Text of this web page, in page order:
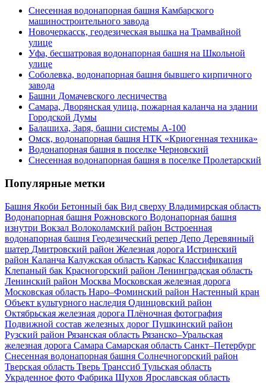
Снесенная водонапорная башня Камбарского
машиностроительного завода
Новочеркасск, геодезическая вышка на Трамвайной
улице
Уфа, бесшатровая водонапорная башня на Школьной
улице
Соболевка, водонапорная башня бывшего кирпичного
завода
Башни Домачевского лесничества
Самара, Дворянская улица, пожарная каланча на здании
Городской Думы
Балашиха, Заря, башни системы А-100
Омск, водонапорная башня НТК «Криогенная техника»
Водонапорная башня в поселке Черновский
Снесенная водонапорная башня в поселке Пролетарский
Популярные метки
Башня Якоби Бетонный бак Вид сверху Владимирская область
Водонапорная башня Рожновского Водонапорная башня
изнутри Вокзал Волоколамский район Встроенная
водонапорная башня Геодезический репер Депо Деревянный
шатер Дмитровский район Железная дорога Истринский
район Каланча Калужская область Каркас Классификация
Клепаный бак Красногорский район Ленинградская область
Ленинский район Москва Московская железная дорога
Московская область Наро–Фоминский район Настенный кран
Объект культурного наследия Одинцовский район
Октябрьская железная дорога Плёночная фотография
Подвижной состав железных дорог Пушкинский район
Рузский район Рязанская область Рязанско–Уральская
железная дорога Самара Самарская область Санкт–Петербург
Снесенная водонапорная башня Солнечногорский район
Тверская область Тверь Транссиб Тульская область
Украденное фото Фабрика Шухов Ярославская область